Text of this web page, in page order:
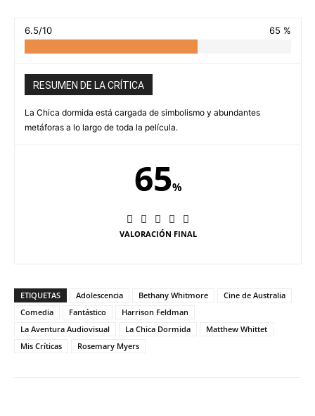
6.5/10 65 %
RESUMEN DE LA CRÍTICA
La Chica dormida está cargada de simbolismo y abundantes
metáforas a lo largo de toda la película.
65%
VALORACIÓN FINAL
ETIQUETAS Adolescencia Bethany Whitmore
Cine de Australia
Comedia
Fantástico
Harrison Feldman
La Aventura Audiovisual
La Chica Dormida
Matthew Whittet
Mis Críticas
Rosemary Myers